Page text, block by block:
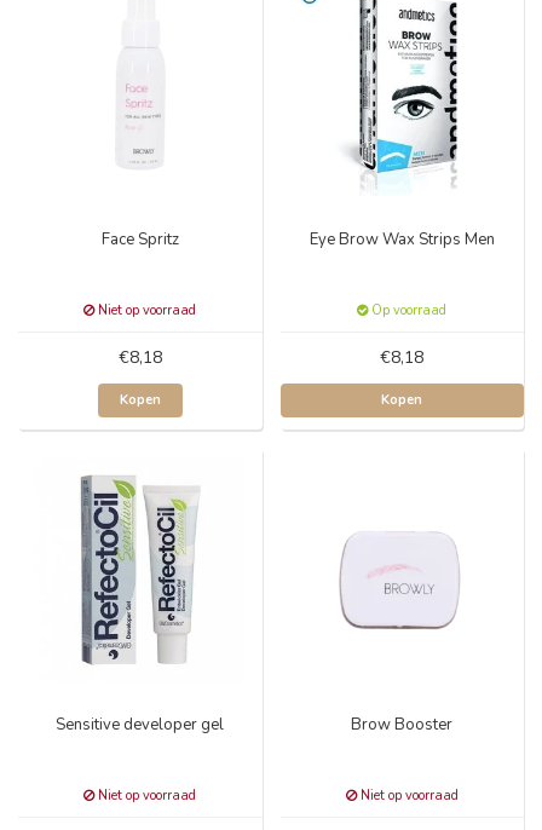
Face Spritz
Niet op voorraad
€8,18
Kopen
Eye Brow Wax Strips Men
Op voorraad
€8,18
Kopen
Sensitive developer gel
Niet op voorraad
Brow Booster
Niet op voorraad